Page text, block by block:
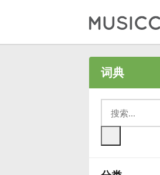
Български
Deutsch
词典